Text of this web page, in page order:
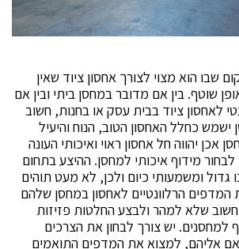
הוא מצוי לצורך אחסון ציוד שאין
שוטף. בין אם מדובר במחסן ביתי ובין אם
לאחסון ציוד בבית עסק או בחנות, חשוב
כחלל האחסון הטוב, הנוח והיעיל
אכן יהווה חל אחסון ראוי ואיכותי העונה
מידוף איכותי למחסן. ההיצע בתחום
גדול ומשמעותי כיום ולכן, לא מעט תוהים
המדפים הרלוונטיים לאחסון במחסן שלהם
חשוב שלא למהר ולבצע החלטות פזיזות
למחסנים. יש צורך לבחון את הצרכים
אליהם, למצוא את המדפים התואמים